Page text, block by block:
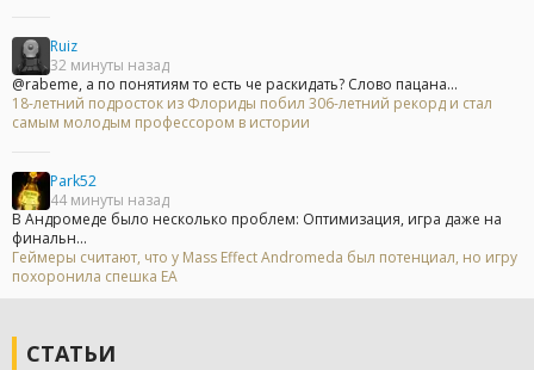
Ruiz
32 минуты назад
@rabeme, а по понятиям то есть че раскидать? Слово пацана...
18-летний подросток из Флориды побил 306-летний рекорд и стал
самым молодым профессором в истории
Park52
44 минуты назад
В Андромеде было несколько проблем: Оптимизация, игра даже на
финальн...
Геймеры считают, что у Mass Effect Andromeda был потенциал, но игру
похоронила спешка EA
СТАТЬИ